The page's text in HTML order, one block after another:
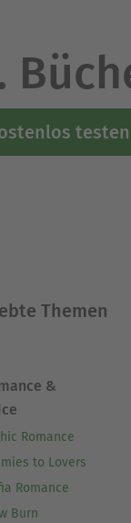
testen
Themen
&
Romance
to Lovers
Romance
Burn